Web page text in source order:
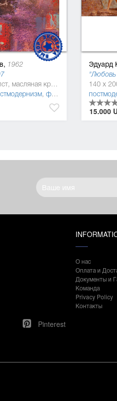
1962
92 x 65 см, холст, масляная краска
, фигуратив
Эдуард
15.000
О нас
Оплата и
Документы и
Команда
Privacy Policy
Контакты
Pinterest